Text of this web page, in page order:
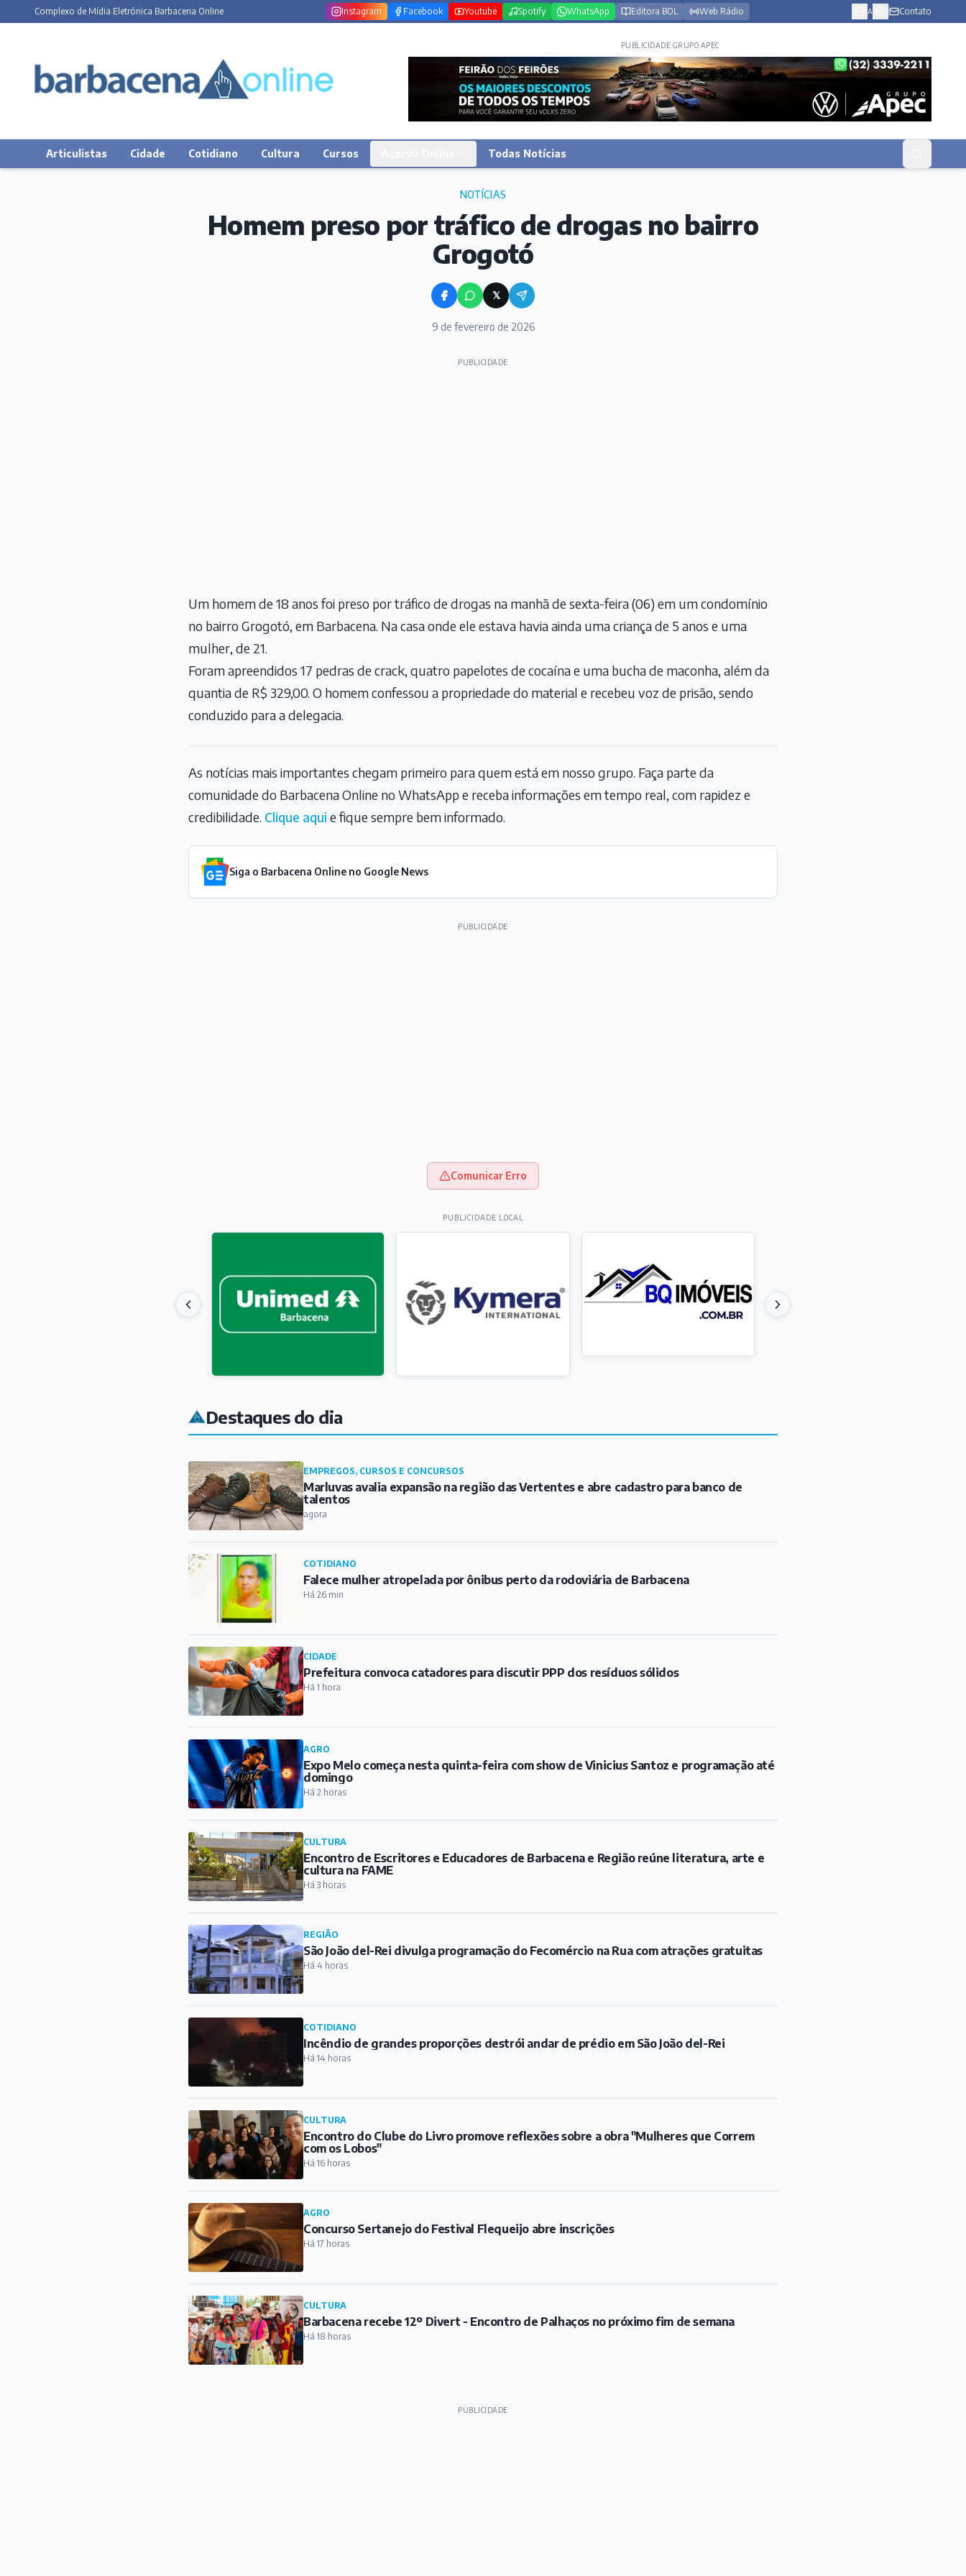
Complexo de Mídia Eletrônica Barbacena Online Instagram Facebook Youtube Spotify WhatsApp Editora BOL Web Rádio A Contato
PUBLICIDADE GRUPO APEC
Articulistas Cidade Cotidiano Cultura Cursos Todas Notícias
NOTÍCIAS
Homem preso por tráfico de drogas no bairro
Grogotó
𝕏
9 de fevereiro de 2026
PUBLICIDADE
Um homem de 18 anos foi preso por tráfico de drogas na manhã de sexta-feira (06) em um condomínio
no bairro Grogotó, em Barbacena. Na casa onde ele estava havia ainda uma criança de 5 anos e uma
mulher, de 21.
Foram apreendidos 17 pedras de crack, quatro papelotes de cocaína e uma bucha de maconha, além da
quantia de R$ 329,00. O homem confessou a propriedade do material e recebeu voz de prisão, sendo
conduzido para a delegacia.
As notícias mais importantes chegam primeiro para quem está em nosso grupo. Faça parte da
comunidade do Barbacena Online no WhatsApp e receba informações em tempo real, com rapidez e
credibilidade. Clique aqui e fique sempre bem informado.
Siga o Barbacena Online no Google News
PUBLICIDADE
Comunicar Erro
PUBLICIDADE LOCAL
Destaques do dia
EMPREGOS, CURSOS E CONCURSOS
Marluvas avalia expansão na região das Vertentes e abre cadastro para banco de
talentos
agora
COTIDIANO
Falece mulher atropelada por ônibus perto da rodoviária de Barbacena
Há 26 min
CIDADE
Prefeitura convoca catadores para discutir PPP dos resíduos sólidos
Há 1 hora
AGRO
Expo Melo começa nesta quinta-feira com show de Vinicius Santoz e programação até
domingo
Há 2 horas
CULTURA
Encontro de Escritores e Educadores de Barbacena e Região reúne literatura, arte e
cultura na FAME
Há 3 horas
REGIÃO
São João del-Rei divulga programação do Fecomércio na Rua com atrações gratuitas
Há 4 horas
COTIDIANO
Incêndio de grandes proporções destrói andar de prédio em São João del-Rei
Há 14 horas
CULTURA
Encontro do Clube do Livro promove reflexões sobre a obra "Mulheres que Correm
com os Lobos"
Há 16 horas
AGRO
Concurso Sertanejo do Festival Flequeijo abre inscrições
Há 17 horas
CULTURA
Barbacena recebe 12º Divert - Encontro de Palhaços no próximo fim de semana
Há 18 horas
PUBLICIDADE